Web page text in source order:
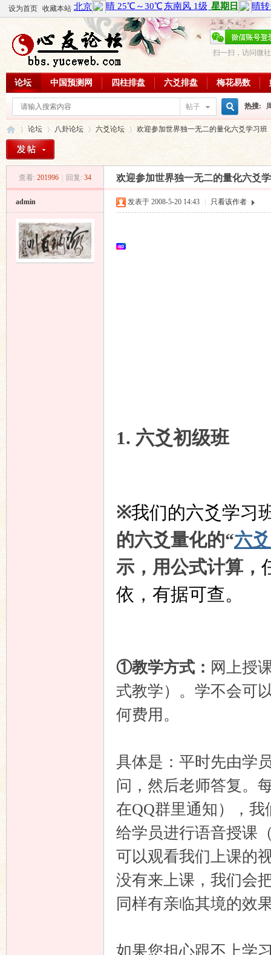
设为首页 收藏本站
扫一扫，访问微
论坛 中国预测网 四柱排盘 六爻排盘 梅花易数
帖子
搜
索
热搜:
周易教
每日一
»
论坛
›
八卦论坛
›
六爻论坛
›
欢迎参加世界独一无二的量化六爻学习班
查看: 201996 回复: 34 欢迎参加世界独一无二的量化六爻
admin 发表于 2008-5-20 14:43 只看该作者
1. 六爻初级班
※我们的六爻学习
的六爻量化的“六
示，用公式计算，
依，有据可查。
①教学方式： 网上授
式教学）。学不会可
何费用。
具体是：平时先由学
问，然后老师答复。
在QQ群里通知），
给学员进行语音授课
可以观看我们上课的
没有来上课，我们会
同样有亲临其境的效
如果您担心跟不上学